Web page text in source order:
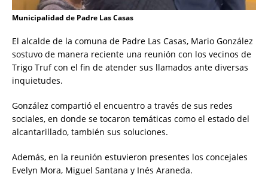
Municipalidad de Padre Las Casas
El alcalde de la comuna de Padre Las Casas, Mario González
sostuvo de manera reciente una reunión con los vecinos de
Trigo Truf con el fin de atender sus llamados ante diversas
inquietudes.
González compartió el encuentro a través de sus redes
sociales, en donde se tocaron temáticas como el estado del
alcantarillado, también sus soluciones.
Además, en la reunión estuvieron presentes los concejales
Evelyn Mora, Miguel Santana y Inés Araneda.